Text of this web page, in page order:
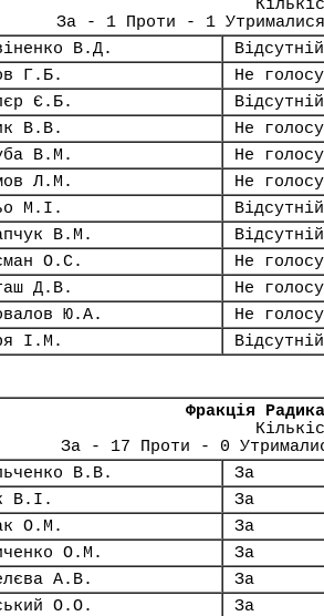
За - 1 Проти - 1
В.Д.
Відсутній
Г.Б.
Не
Є.Б.
Відсутній
В.В.
Не
В.М.
Не
Л.М.
Не
М.І.
Відсутній
В.М.
Відсутній
О.С.
Не
Д.В.
Не
Ю.А.
Не
І.М.
Відсутній
Фракція
За - 17 Проти - 0
В.В.
За
В.І.
За
О.М.
За
О.М.
За
А.В.
За
О.О.
За